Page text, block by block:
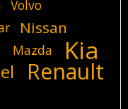
Volvo
Nissan
Mazda Kia
Renault